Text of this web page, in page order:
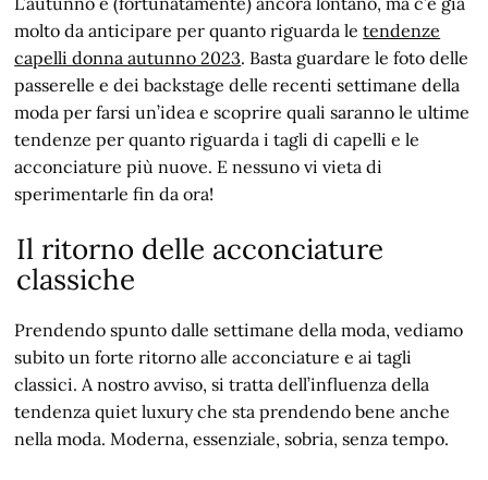
molto da anticipare per quanto riguarda letendenze
capelli donna autunno 2023. Basta guardare le foto delle
passerelle e dei backstage delle recenti settimane della
moda per farsi un’idea e scoprire quali saranno le ultime
tendenze per quanto riguarda i tagli di capelli e le
acconciature più nuove. E nessuno vi vieta di
sperimentarle fin da ora!
Il ritorno delle acconciature
classiche
Prendendo spunto dalle settimane della moda, vediamo
subito un forte ritorno alle acconciature e ai tagli
classici. A nostro avviso, si tratta dell’influenza della
tendenza quiet luxury che sta prendendo bene anche
nella moda. Moderna, essenziale, sobria, senza tempo.